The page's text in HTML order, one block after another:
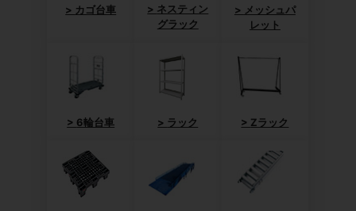
カゴ台車
ネスティン
グラック
メッシュパ
レット
6輪台車 ラック Zラック